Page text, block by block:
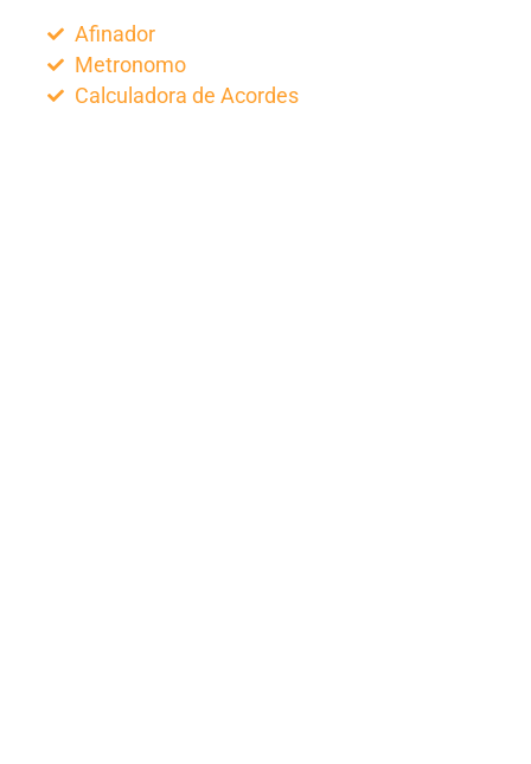
Afinador
Metronomo
Calculadora de Acordes